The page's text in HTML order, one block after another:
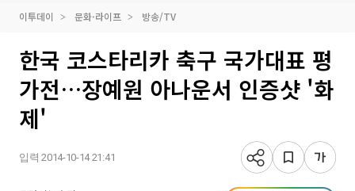
이투데이 문화·라이프 방송/TV
한국 코스타리카 축구 국가대표 평
가전…장예원 아나운서 인증샷 '화
제'
입력 2014-10-14 21:41